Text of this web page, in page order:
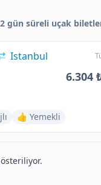
gün süreli uçak
Istanbul
6.304
👍 Yemekli